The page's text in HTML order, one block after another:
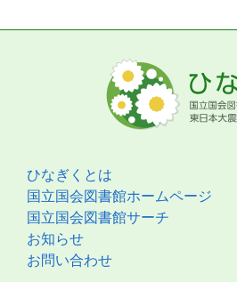
ひなぎくとは
国立国会図書館ホームページ
国立国会図書館サーチ
お知らせ
お問い合わせ